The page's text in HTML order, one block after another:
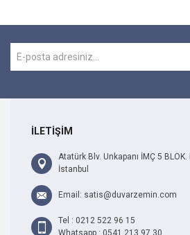
İLETİŞİM
Atatürk Blv. Unkapanı İMÇ 5
İstanbul
Email: satis@duvarzemin.com
Tel : 0212 522 96 15
Whatsapp : 0541 213 97 30